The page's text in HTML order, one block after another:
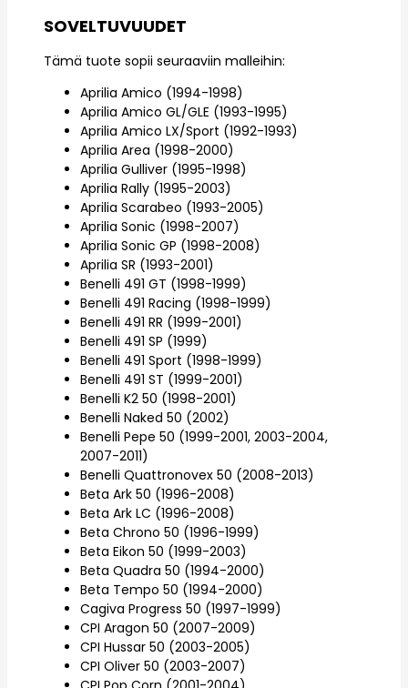
SOVELTUVUUDET
Tämä tuote sopii seuraaviin malleihin:
Aprilia Amico (1994-1998)
Aprilia Amico GL/GLE (1993-1995)
Aprilia Amico LX/Sport (1992-1993)
Aprilia Area (1998-2000)
Aprilia Gulliver (1995-1998)
Aprilia Rally (1995-2003)
Aprilia Scarabeo (1993-2005)
Aprilia Sonic (1998-2007)
Aprilia Sonic GP (1998-2008)
Aprilia SR (1993-2001)
Benelli 491 GT (1998-1999)
Benelli 491 Racing (1998-1999)
Benelli 491 RR (1999-2001)
Benelli 491 SP (1999)
Benelli 491 Sport (1998-1999)
Benelli 491 ST (1999-2001)
Benelli K2 50 (1998-2001)
Benelli Naked 50 (2002)
Benelli Pepe 50 (1999-2001, 2003-2004,
2007-2011)
Benelli Quattronovex 50 (2008-2013)
Beta Ark 50 (1996-2008)
Beta Ark LC (1996-2008)
Beta Chrono 50 (1996-1999)
Beta Eikon 50 (1999-2003)
Beta Quadra 50 (1994-2000)
Beta Tempo 50 (1994-2000)
Cagiva Progress 50 (1997-1999)
CPI Aragon 50 (2007-2009)
CPI Hussar 50 (2003-2005)
CPI Oliver 50 (2003-2007)